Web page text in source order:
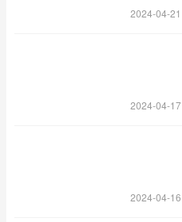
2024-04-21
2024-04-17
2024-04-16